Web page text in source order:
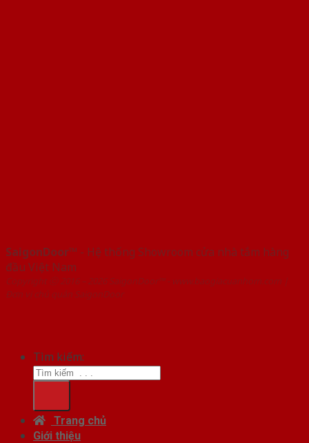
SaigonDoor™ - Hệ thống Showroom cửa nhà tắm hàng
đầu Việt Nam
Copyright ⓒ 2016 – 2026 SaigonDoor™ - www.baogiacuanhom.com |
Đơn vị chủ quản SaigonDoor
Tìm kiếm:
Trang chủ
Giới thiệu